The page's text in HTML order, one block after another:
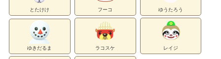
とたけけ フーコ ゆうたろう
ゆきだるま ラコスケ レイジ